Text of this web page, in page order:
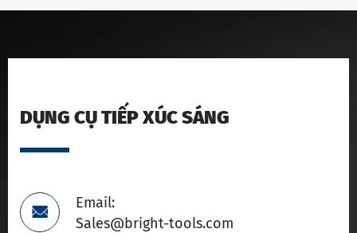
DỤNG CỤ TIẾP XÚC SÁNG

Email:
Sales@bright-tools.com